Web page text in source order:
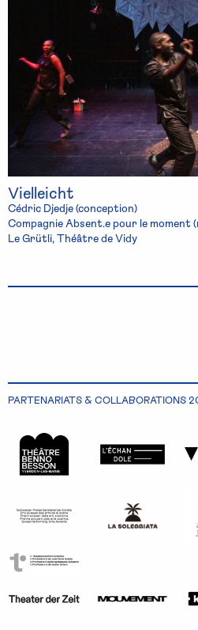
Vielleicht
Cédric Djedje (conception)
Compagnie Absent.e pour le moment
Le Grütli, Théâtre de Vidy
PARTENARIATS & COLLABORATIONS